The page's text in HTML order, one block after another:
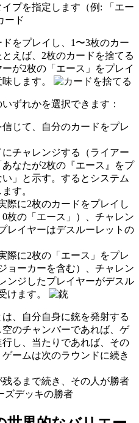
イプを指定します（例: 「エー
をプレイし、1〜3枚のカー
えば、2枚のカードを捨てる
が2枚の「エース」をプレイ
します。
ずれかを選択できます：
じて、自分のカードをプレ
チャレンジする（ライアー
なたが2枚の『エース』をプ
」と示す。するとシステム
す。
際に2枚のカードをプレイし
枚の「エース」）、チャレン
レイヤーはデスルーレットの
際に2枚の「エース」をプレ
ョーカーを含む）、チャレン
ンジしたプレイヤーがデスル
けます。
、自分自身に銃を発射する
のチャンバーであれば、ゲ
し、当たりであれば、その
ームは次のラウンドに続き
るまで続き、その人が勝者